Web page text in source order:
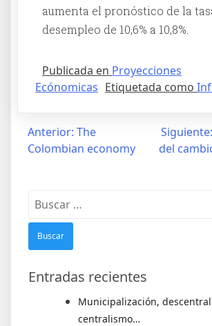
aumenta el pronóstico de la
desempleo de 10,6% a 10,8%.
Publicada en Proyecciones
Ecónomicas Etiquetada como
Anterior: The
Colombian economy
Siguiente:
del
Entradas recientes
Municipalización,
centralismo…